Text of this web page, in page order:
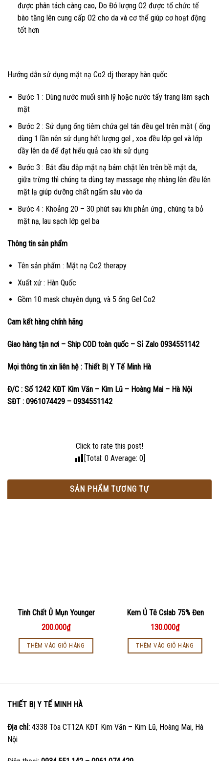
được phân tách càng cao, Do Đó lượng O2 được tố chức tế
bào tăng lên cung cấp O2 cho da và cơ thể giúp cơ hoạt động
tốt hơn
Hướng dẫn sử dụng mặt nạ Co2 dj therapy hàn quốc
Bước 1 : Dùng nước muối sinh lỹ hoặc nước tẩy trang làm sạch
mặt
Bước 2 : Sử dụng ống tiêm chứa gel tán đều gel trên mặt ( ống
dùng 1 lần nên sử dụng hết lượng gel , xoa đều lớp gel và lớp
dầy lên da để đạt hiểu quả cao khi sử dụng
Bước 3 : Bắt đầu đắp mặt nạ bám chặt lên trên bề mặt da,
giữa trừng thì chúng ta dùng tay massage nhẹ nhàng lên đều lên
mặt lạ giúp dưỡng chất ngấm sâu vào da
Bước 4 : Khoảng 20 – 30 phút sau khi phản ứng , chúng ta bỏ
mặt nạ, lau sạch lớp gel ba
Thông tin sản phẩm
Tên sản phẩm : Mặt nạ Co2 therapy
Xuất xứ : Hàn Quốc
Gồm 10 mask chuyên dụng, và 5 ống Gel Co2
Cam kết hàng chính hãng
Giao hàng tận nơi – Ship COD toàn quốc – Sỉ Zalo 0934551142
Mọi thông tin xin liên hệ : Thiết Bị Y Tế Minh Hà
Đ/C : Số 1242 KĐT Kim Văn – Kim Lũ – Hoàng Mai – Hà Nội
SĐT : 0961074429 – 0934551142
Click to rate this post!
[Total: 0 Average: 0
SẢN PHẨM TƯƠNG TỰ
Tinh Chất Ủ Mụn Younger
200.000₫
THÊM VÀO GIỎ HÀNG
Kem Ủ Tê Cslab 75% Đen
130.000₫
THÊM VÀO GIỎ HÀNG
THIẾT BỊ Y TẾ MINH HÀ
Địa chỉ: 4338 Tòa CT12A KĐT Kim Văn – Kim Lũ, Hoàng Mai, Hà
Nội